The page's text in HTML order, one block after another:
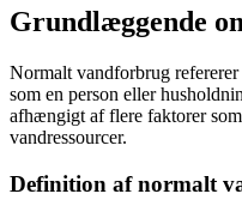
Grundlæggende
Normalt vandforbrug
som en person eller
afhængigt af flere faktorer
vandressourcer.
Definition af normalt